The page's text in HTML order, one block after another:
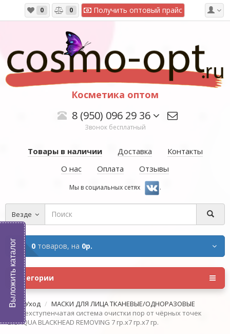
0 0 Получить оптовый прайс
Косметика оптом
8 (950) 096 29 36
Звонок бесплатный
Товары в наличии Доставка
Контакты
О нас
Оплата Отзывы
Мы в социальных сетях .
Везде
0 товаров, на 0р.
Категории
Уход
МАСКИ ДЛЯ ЛИЦА ТКАНЕВЫЕ/ОДНОРАЗОВЫЕ
Трехступенчатая система очистки пор от чёрных точек
BIOAQUA BLACKHEAD REMOVING 7 гр.х7 гр.х7 гр.
Выложить каталог